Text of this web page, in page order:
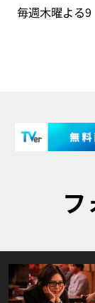
毎週木曜よる